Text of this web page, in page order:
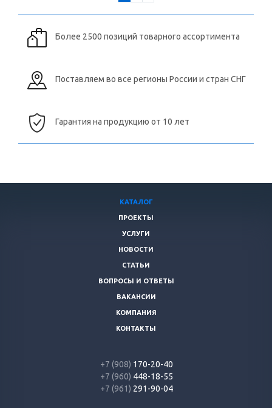
Более 2500 позиций товарного ассортимента
Поставляем во все регионы России и стран СНГ
Гарантия на продукцию от 10 лет
КАТАЛОГ
ПРОЕКТЫ
УСЛУГИ
НОВОСТИ
СТАТЬИ
ВОПРОСЫ И ОТВЕТЫ
ВАКАНСИИ
КОМПАНИЯ
КОНТАКТЫ
+7 (908) 170-20-40
+7 (960) 448-18-55
+7 (961) 291-90-04